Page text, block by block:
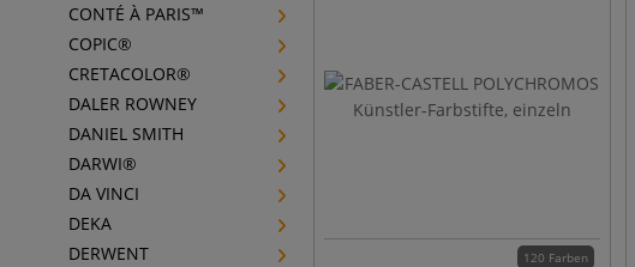
CONTÉ À PARIS™
COPIC®
CRETACOLOR®
DALER ROWNEY
DANIEL SMITH
DARWI®
DA VINCI
DEKA
DERWENT
120 Farben